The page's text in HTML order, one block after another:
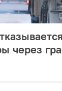
через